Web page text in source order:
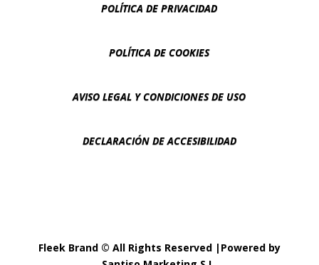
POLÍTICA DE PRIVACIDAD
POLÍTICA DE COOKIES
AVISO LEGAL Y CONDICIONES DE USO
DECLARACIÓN DE ACCESIBILIDAD
Fleek Brand © All Rights Reserved |Powered by